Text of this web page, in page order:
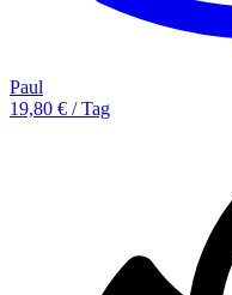
Paul
19,80 € / Tag